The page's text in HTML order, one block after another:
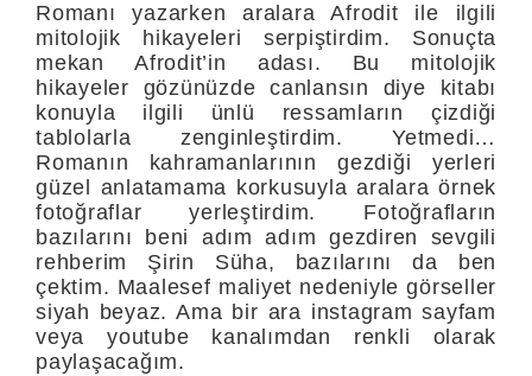
Romanı yazarken aralara Afrodit ile ilgili
mitolojik hikayeleri serpiştirdim. Sonuçta
mekan Afrodit’in adası. Bu mitolojik
hikayeler gözünüzde canlansın diye kitabı
konuyla ilgili ünlü ressamların çizdiği
tablolarla zenginleştirdim. Yetmedi…
Romanın kahramanlarının gezdiği yerleri
güzel anlatamama korkusuyla aralara örnek
fotoğraflar yerleştirdim. Fotoğrafların
bazılarını beni adım adım gezdiren sevgili
rehberim Şirin Süha, bazılarını da ben
çektim. Maalesef maliyet nedeniyle görseller
siyah beyaz. Ama bir ara instagram sayfam
veya youtube kanalımdan renkli olarak
paylaşacağım.